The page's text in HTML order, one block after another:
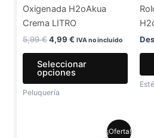
Oxigenada H2oAkua
Crema LITRO
5,99€4,99 € IVA no incluido
Seleccionar
opciones
elegir
la
página
de
Peluquería
¡Oferta!